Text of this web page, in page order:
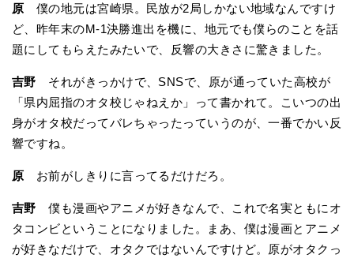
原 僕の地元は宮崎県。民放が2局しかない地域なんですけ
ど、昨年末のM-1決勝進出を機に、地元でも僕らのことを話
題にしてもらえたみたいで、反響の大きさに驚きました。
吉野 それがきっかけで、SNSで、原が通っていた高校が
「県内屈指のオタ校じゃねえか」って書かれて。こいつの出
身がオタ校だってバレちゃったっていうのが、一番でかい反
響ですね。
原 お前がしきりに言ってるだけだろ。
吉野 僕も漫画やアニメが好きなんで、これで名実ともにオ
タコンビということになりました。まあ、僕は漫画とアニメ
が好きなだけで、オタクではないんですけど。原がオタクっ